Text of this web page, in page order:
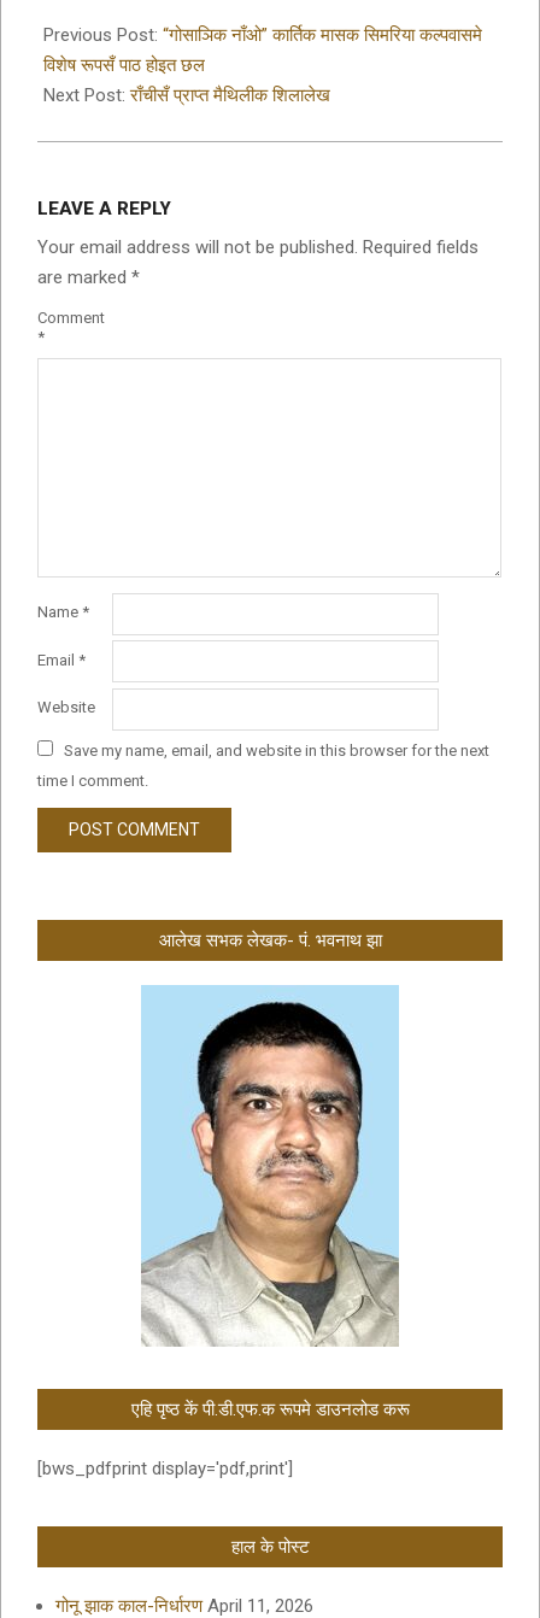
10-
09
Previous Post: “गोसाञिक नाँओ” कार्तिक मासक सिमरिया कल्पवासमे
विशेष रूपसँ पाठ होइत छल
Next Post:राँचीसँ प्राप्त मैथिलीक शिलालेख
LEAVE A REPLY
Your email address will not be published. Required fields
are marked *
Comment
*
Name *
Email *
Website
Save my name, email, and website in this browser for the next
time I comment.
आलेख सभक लेखक- पं. भवनाथ झा
एहि पृष्ठ कें पी.डी.एफ.क रूपमे डाउनलोड करू
[bws_pdfprint display='pdf,print']
हाल के पोस्ट
गोनू झाक काल-निर्धारण April 11, 2026